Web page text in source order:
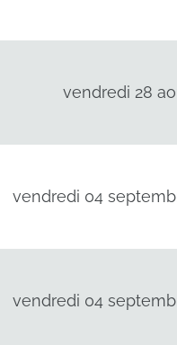
vendredi 28
vendredi 04
vendredi 04